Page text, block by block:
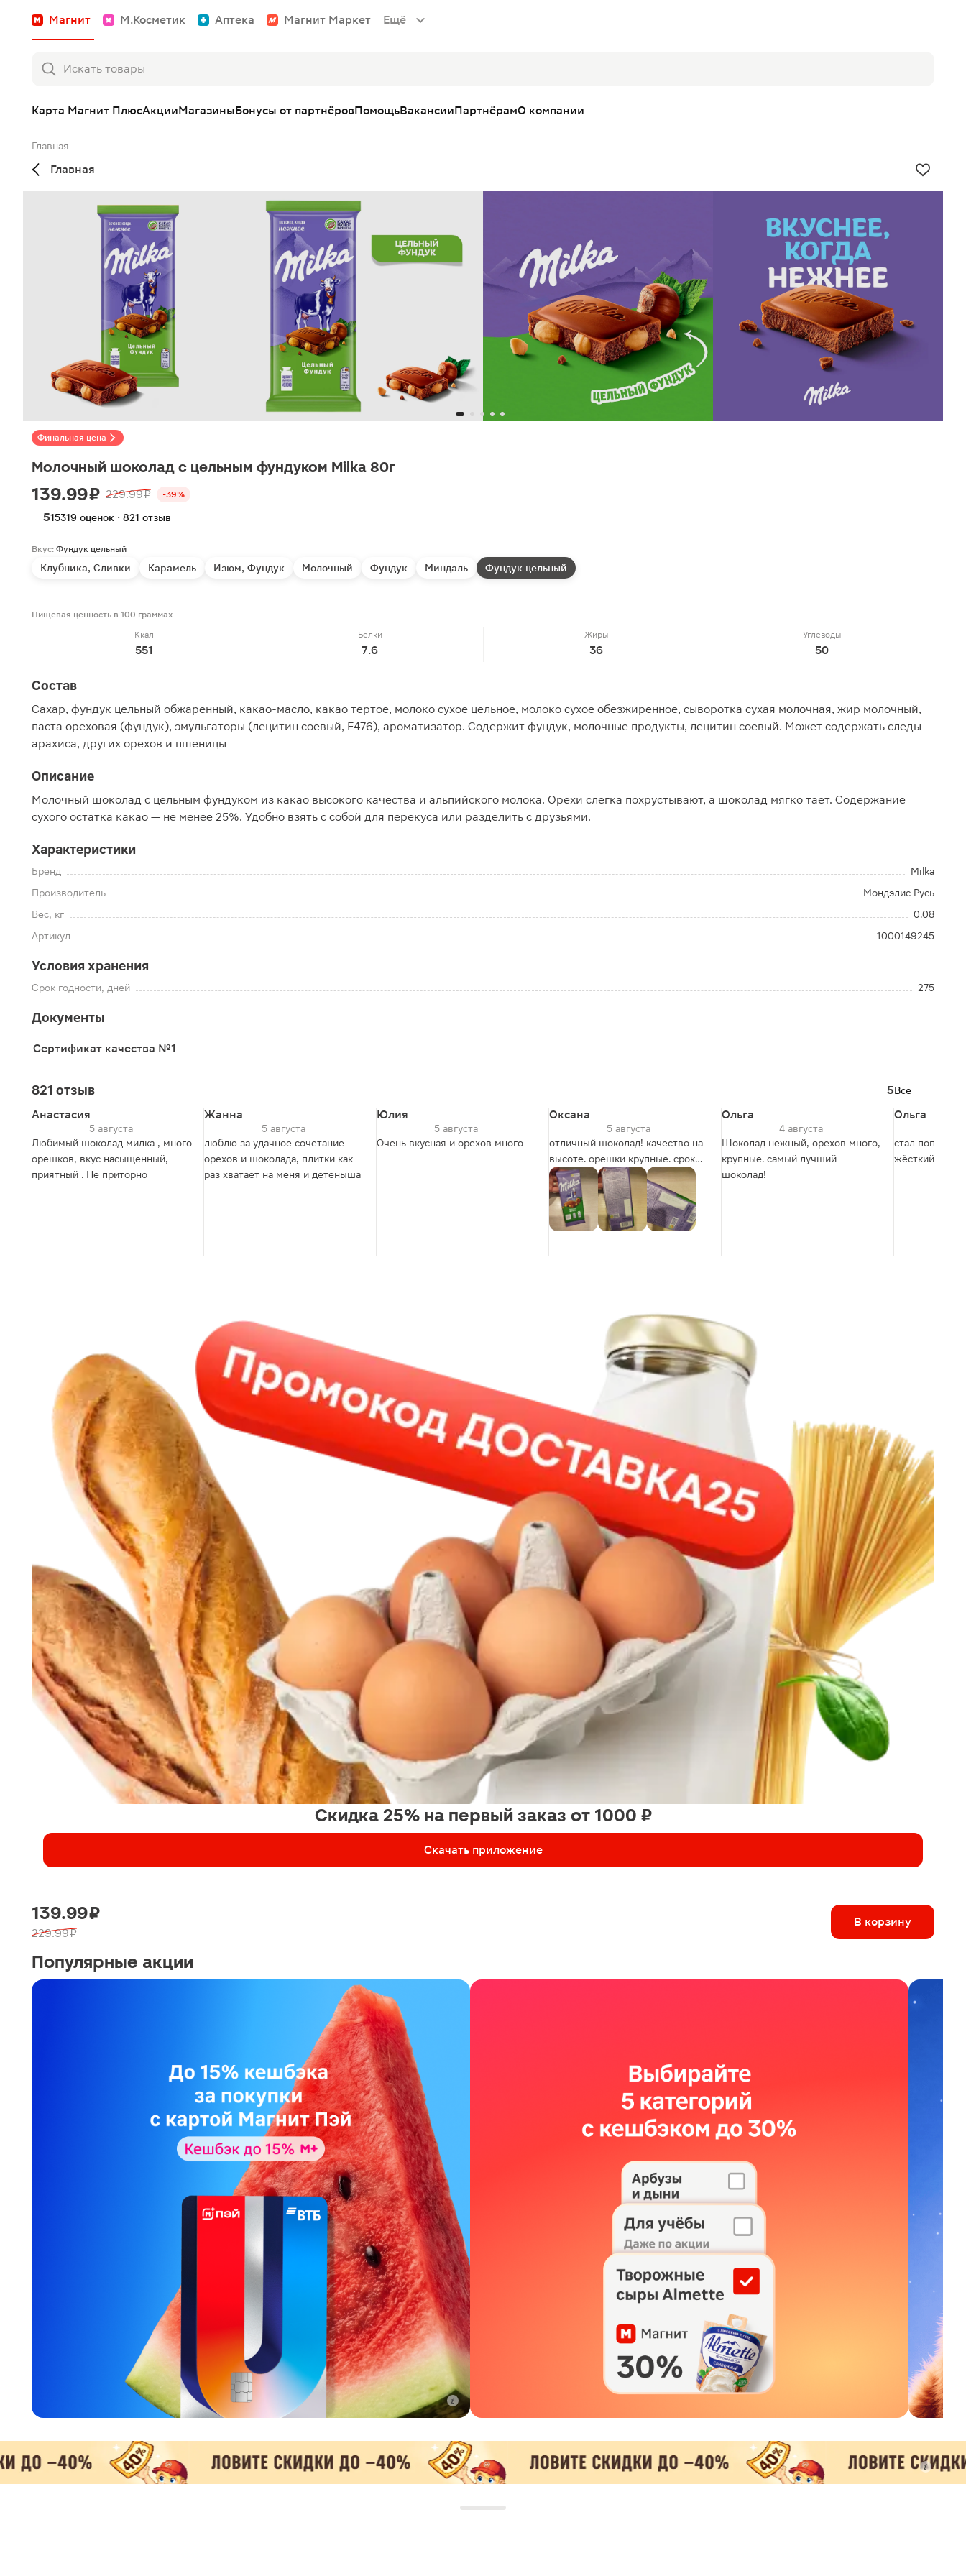
Магнит М.Косметик Аптека Магнит Маркет Ещё
Карта Магнит ПлюсАкцииМагазиныБонусы от партнёровПомощьВакансииПартнёрамО компании
Главная
Главная
Финальная цена
Молочный шоколад с цельным фундуком Milka 80г
139.99 ₽ 229.99 ₽ -39%
515319 оценок · 821 отзыв
Вкус: Фундук цельный
Клубника, Сливки Карамель Изюм, Фундук Молочный Фундук Миндаль Фундук цельный
Пищевая ценность в 100 граммах
Ккал
551
Белки
7.6
Жиры
36
Углеводы
50
Состав
Сахар, фундук цельный обжаренный, какао-масло, какао тертое, молоко сухое цельное, молоко сухое обезжиренное, сыворотка сухая молочная, жир молочный,
паста ореховая (фундук), эмульгаторы (лецитин соевый, Е476), ароматизатор. Содержит фундук, молочные продукты, лецитин соевый. Может содержать следы
арахиса, других орехов и пшеницы
Описание
Молочный шоколад с цельным фундуком из какао высокого качества и альпийского молока. Орехи слегка похрустывают, а шоколад мягко тает. Содержание
сухого остатка какао — не менее 25%. Удобно взять с собой для перекуса или разделить с друзьями.
Характеристики
Бренд
Milka
Производитель
Мондэлис Русь
Вес, кг
0.08
Артикул
1000149245
Условия хранения
Срок годности, дней 275
Документы
Сертификат качества №1
821 отзыв 5Все
Анастасия
5 августа
Любимый шоколад милка , много
орешков, вкус насыщенный,
приятный . Не приторно
Жанна
5 августа
люблю за удачное сочетание
орехов и шоколада, плитки как
раз хватает на меня и детеныша
Юлия
5 августа
Очень вкусная и орехов много
Оксана
5 августа
отличный шоколад! качество на
высоте. орешки крупные. срок
годности хороший. любимый
шоколад дочери)
Ольга
4 августа
Шоколад нежный, орехов много,
крупные. самый лучший
шоколад!
Ольга
стал
жёсткий
Скидка 25% на первый заказ от 1000 ₽
Скачать приложение
139.99 ₽
229.99 ₽
В корзину
Популярные акции